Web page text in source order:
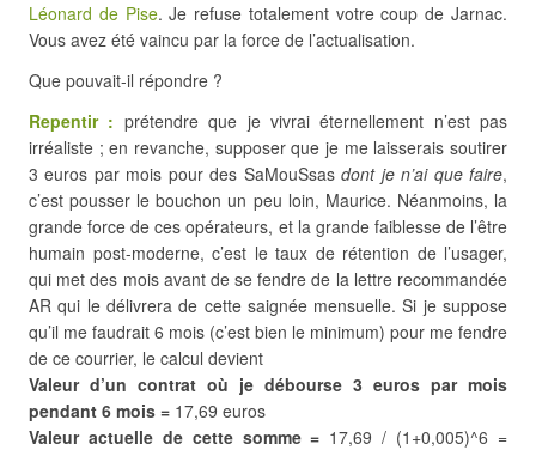
Léonard de Pise. Je refuse totalement votre coup de Jarnac.
Vous avez été vaincu par la force de l’actualisation.
Que pouvait-il répondre ?
Repentir : prétendre que je vivrai éternellement n’est pas
irréaliste ; en revanche, supposer que je me laisserais soutirer
3 euros par mois pour des SaMouSsasdont je n’ai que faire,
c’est pousser le bouchon un peu loin, Maurice. Néanmoins, la
grande force de ces opérateurs, et la grande faiblesse de l’être
humain post-moderne, c’est le taux de rétention de l’usager,
qui met des mois avant de se fendre de la lettre recommandée
AR qui le délivrera de cette saignée mensuelle. Si je suppose
qu’il me faudrait 6 mois (c’est bien le minimum) pour me fendre
de ce courrier, le calcul devient
Valeur d’un contrat où je débourse 3 euros par mois
pendant 6 mois = 17,69 euros
Valeur actuelle de cette somme = 17,69 / (1+0,005)^6 =